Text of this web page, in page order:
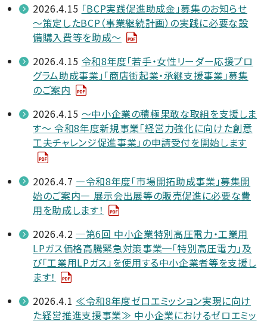
2026.4.15 「BCP実践促進助成金」募集のお知らせ
～策定したBCP（事業継続計画）の実践に必要な設
備購入費等を助成～
2026.4.15 令和8年度「若手・女性リーダー応援プロ
グラム助成事業」「商店街起業・承継支援事業」募集
のご案内
2026.4.15 ～中小企業の積極果敢な取組を支援しま
す～ 令和8年度新規事業「経営力強化に向けた創意
工夫チャレンジ促進事業」の申請受付を開始します
2026.4.7 —令和8年度「市場開拓助成事業」募集開
始のご案内— 展示会出展等の販売促進に必要な費
用を助成します！
2026.4.2 ─第6回 中小企業特別高圧電力・工業用
LPガス価格高騰緊急対策事業─「特別高圧電力」及
び「工業用LPガス」を使用する中小企業者等を支援し
ます！
2026.4.1 ≪令和8年度ゼロエミッション実現に向け
た経営推進支援事業≫ 中小企業におけるゼロエミッ